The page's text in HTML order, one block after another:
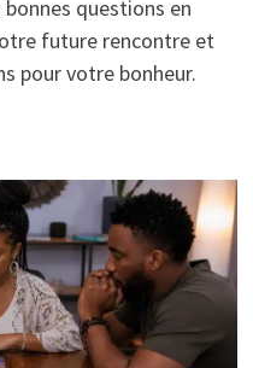
questions en
future rencontre et
pour votre bonheur.